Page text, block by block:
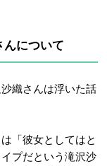
について
織さんは浮いた話
「彼女としてはと
プだという滝沢沙